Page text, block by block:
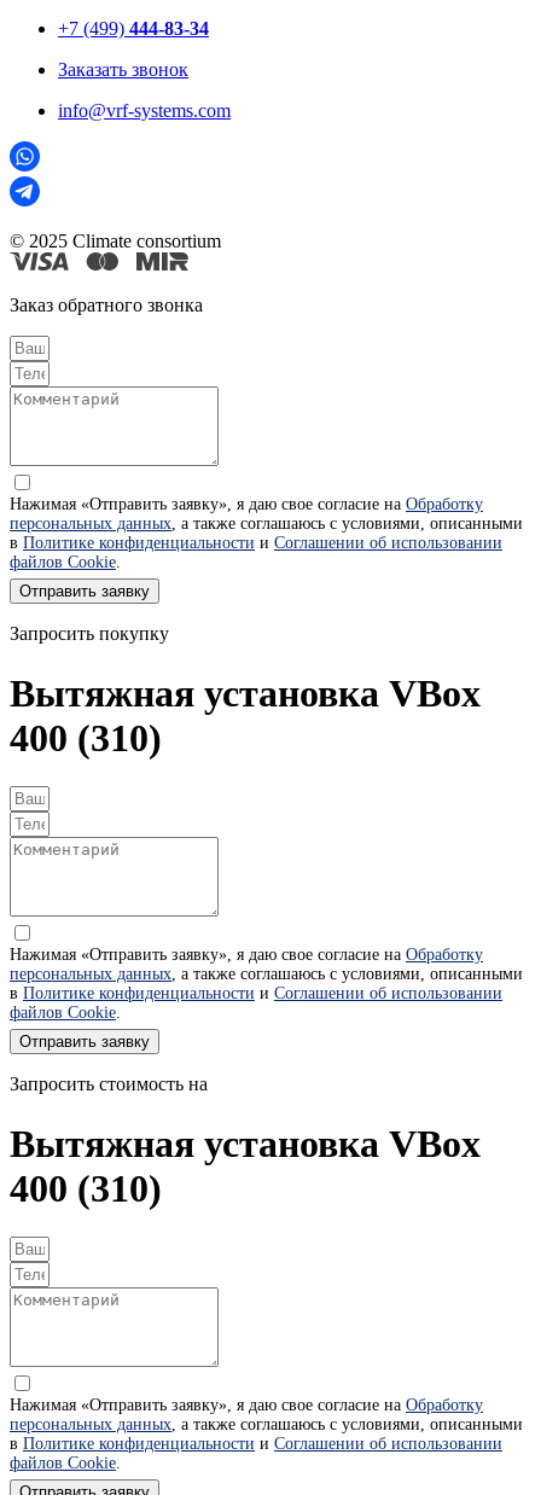
+7 (499) 444-83-34
Заказать звонок
info@vrf-systems.com
© 2025 Climate consortium
Заказ обратного звонка
Нажимая «Отправить заявку», я даю свое согласие на Обработку
персональных данных, а также соглашаюсь с условиями, описанными
в Политике конфиденциальности и Соглашении об использовании
файлов Cookie.
Отправить заявку
Запросить покупку
Вытяжная установка VBox
400 (310)
Нажимая «Отправить заявку», я даю свое согласие на Обработку
персональных данных, а также соглашаюсь с условиями, описанными
в Политике конфиденциальности и Соглашении об использовании
файлов Cookie.
Отправить заявку
Запросить стоимость на
Вытяжная установка VBox
400 (310)
Нажимая «Отправить заявку», я даю свое согласие на Обработку
персональных данных , а также соглашаюсь с условиями, описанными
в Политике конфиденциальности и Соглашении об использовании
файлов Cookie